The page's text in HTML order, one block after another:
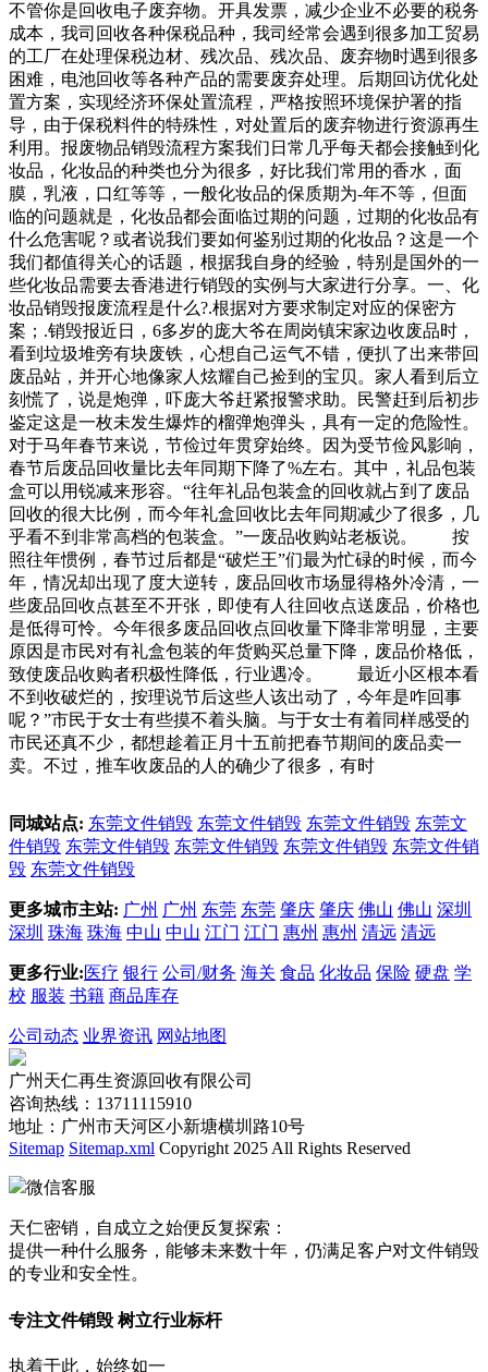
不管你是回收电子废弃物。开具发票，减少企业不必要的税务
成本，我司回收各种保税品种，我司经常会遇到很多加工贸易
的工厂在处理保税边材、残次品、残次品、废弃物时遇到很多
困难，电池回收等各种产品的需要废弃处理。后期回访优化处
置方案，实现经济环保处置流程，严格按照环境保护署的指
导，由于保税料件的特殊性，对处置后的废弃物进行资源再生
利用。报废物品销毁流程方案我们日常几乎每天都会接触到化
妆品，化妆品的种类也分为很多，好比我们常用的香水，面
膜，乳液，口红等等，一般化妆品的保质期为-年不等，但面
临的问题就是，化妆品都会面临过期的问题，过期的化妆品有
什么危害呢？或者说我们要如何鉴别过期的化妆品？这是一个
我们都值得关心的话题，根据我自身的经验，特别是国外的一
些化妆品需要去香港进行销毁的实例与大家进行分享。一、化
妆品销毁报废流程是什么?.根据对方要求制定对应的保密方
案；.销毁报近日，6多岁的庞大爷在周岗镇宋家边收废品时，
看到垃圾堆旁有块废铁，心想自己运气不错，便扒了出来带回
废品站，并开心地像家人炫耀自己捡到的宝贝。家人看到后立
刻慌了，说是炮弹，吓庞大爷赶紧报警求助。民警赶到后初步
鉴定这是一枚未发生爆炸的榴弹炮弹头，具有一定的危险性。
对于马年春节来说，节俭过年贯穿始终。因为受节俭风影响，
春节后废品回收量比去年同期下降了%左右。其中，礼品包装
盒可以用锐减来形容。“往年礼品包装盒的回收就占到了废品
回收的很大比例，而今年礼盒回收比去年同期减少了很多，几
乎看不到非常高档的包装盒。”一废品收购站老板说。 按
照往年惯例，春节过后都是“破烂王”们最为忙碌的时候，而今
年，情况却出现了度大逆转，废品回收市场显得格外冷清，一
些废品回收点甚至不开张，即使有人往回收点送废品，价格也
是低得可怜。今年很多废品回收点回收量下降非常明显，主要
原因是市民对有礼盒包装的年货购买总量下降，废品价格低，
致使废品收购者积极性降低，行业遇冷。 最近小区根本看
不到收破烂的，按理说节后这些人该出动了，今年是咋回事
呢？”市民于女士有些摸不着头脑。与于女士有着同样感受的
市民还真不少，都想趁着正月十五前把春节期间的废品卖一
卖。不过，推车收废品的人的确少了很多，有时
同城站点: 东莞文件销毁 东莞文件销毁 东莞文件销毁 东莞文
件销毁 东莞文件销毁 东莞文件销毁 东莞文件销毁 东莞文件销
毁 东莞文件销毁
更多城市主站: 广州 广州 东莞 东莞 肇庆 肇庆 佛山 佛山 深圳
深圳 珠海 珠海 中山 中山 江门 江门 惠州 惠州 清远 清远
更多行业: 医疗 银行 公司/财务 海关 食品 化妆品 保险 硬盘 学
校 服装 书籍 商品库存
公司动态 业界资讯 网站地图
广州天仁再生资源回收有限公司
咨询热线：13711115910
地址：广州市天河区小新塘横圳路10号
Sitemap Sitemap.xml Copyright 2025 All Rights Reserved
微信客服
天仁密销，自成立之始便反复探索：
提供一种什么服务，能够未来数十年，仍满足客户对文件销毁
的专业和安全性。
专注文件销毁 树立行业标杆
执着于此，始终如一